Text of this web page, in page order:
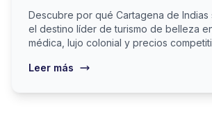
Descubre por qué Cartagena de Indias
el destino líder de turismo de belleza
médica, lujo colonial y precios
Leer más